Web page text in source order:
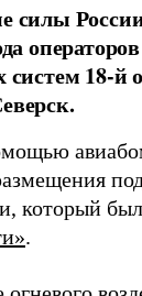
силы
систем 18-
который
.